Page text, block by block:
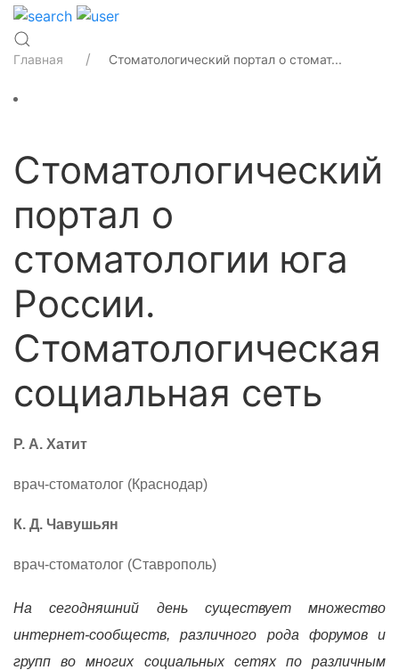
Главная Стоматологический портал о стомат...
Стоматологический
портал о
стоматологии юга
России.
Стоматологическая
социальная сеть
Р. А. Хатит
врач-стоматолог (Краснодар)
К. Д. Чавушьян
врач-стоматолог (Ставрополь)
На сегодняшний день существует множество
интернет-сообществ, различного рода форумов и
групп во многих социальных сетях по различным